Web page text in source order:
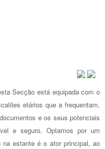
Secção está equipada com o
etários que a frequentam,
e os seus potenciais
e seguro. Optamos por um
estante é o ator principal, ao